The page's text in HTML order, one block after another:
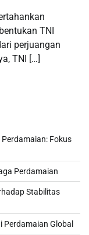
TNI
perjuangan
TNI […]
Fokus
Perdamaian
Stabilitas
Perdamaian Global